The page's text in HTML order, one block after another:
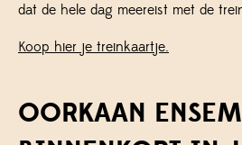
dat de hele dag meereist met de
Koop hier je treinkaartje.
OORKAAN